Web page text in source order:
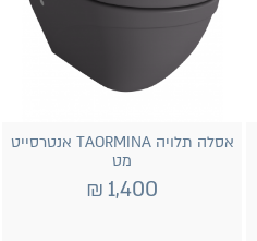
אסלה תלויה TAORMINA אנטרסייט
מט
1,400
₪